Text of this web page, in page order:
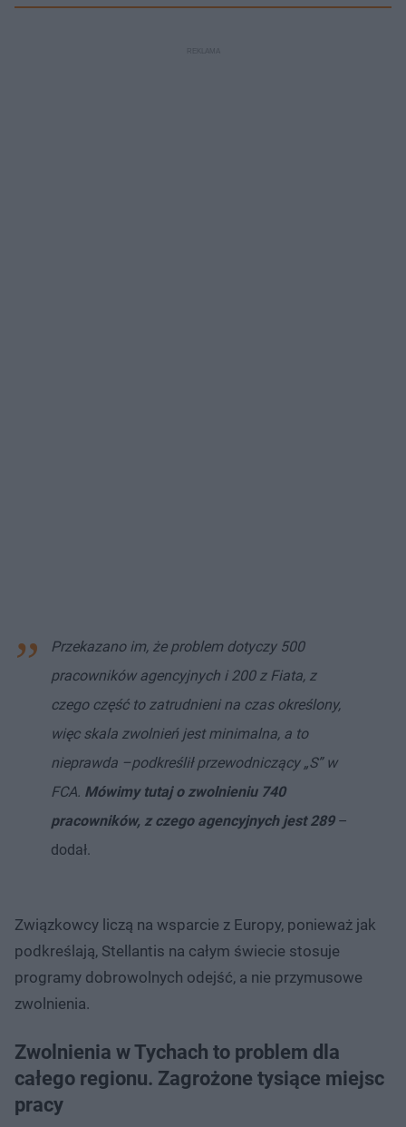
Przekazano im, że problem dotyczy 500
pracowników agencyjnych i 200 z Fiata, z
czego część to zatrudnieni na czas określony,
więc skala zwolnień jest minimalna, a to
nieprawda –podkreślił przewodniczący „S” w
FCA. Mówimy tutaj o zwolnieniu 740
pracowników, z czego agencyjnych jest 289–
dodał.
Związkowcy liczą na wsparcie z Europy, ponieważ jak
podkreślają, Stellantis na całym świecie stosuje
programy dobrowolnych odejść, a nie przymusowe
zwolnienia.
Zwolnienia w Tychach to problem dla
całego regionu. Zagrożone tysiące miejsc
pracy